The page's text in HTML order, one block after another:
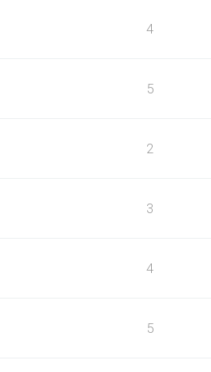
4
5
2
3
4
5